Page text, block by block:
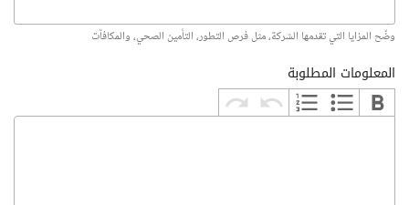
وضّح المزايا التي تقدمها الشركة، مثل فرص التطور، التأمين الصحي، والمكافآت
المعلومات المطلوبة